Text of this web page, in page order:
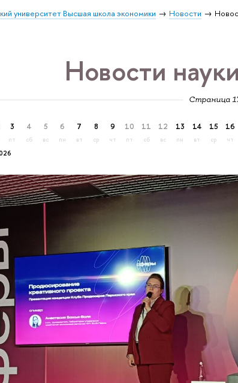
университет Высшая школа экономики Новости
Новости
Страница
3
пт
4
сб
5
вс
6
пн
7
вт
8
ср
9
чт
10
пт
11
сб
12
вс
13
пн
14
вт
15
ср
16
чт